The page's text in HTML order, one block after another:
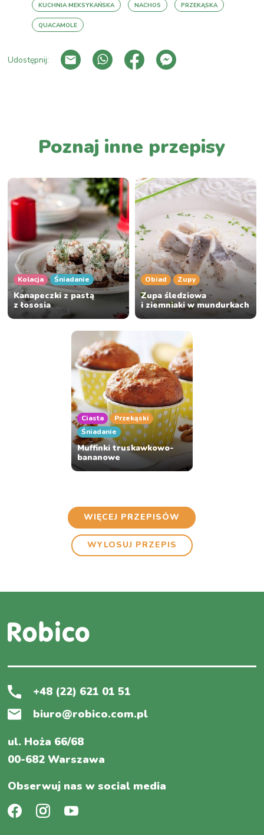
KUCHNIA MEKSYKAŃSKA NACHOS PRZEKĄSKA
QUACAMOLE
Udostępnij:
Poznaj inne przepisy
Kolacja Śniadanie
Kanapeczki z pastą
z łososia
Obiad Zupy
Zupa śledziowa
i ziemniaki w mundurkach
Ciasta
Przekąski
Śniadanie
Muffinki truskawkowo-
bananowe
WIĘCEJ PRZEPISÓW
WYLOSUJ PRZEPIS
+48 (22) 621 01 51
biuro@robico.com.pl
ul. Hoża 66/68
00-682 Warszawa
Obserwuj nas w social media